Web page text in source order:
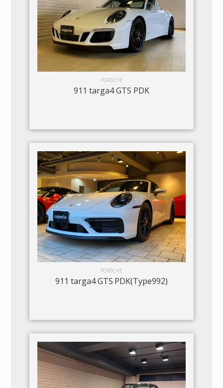
PORSCHE
911 targa4 GTS PDK
PORSCHE
911 targa4 GTS PDK(Type992)